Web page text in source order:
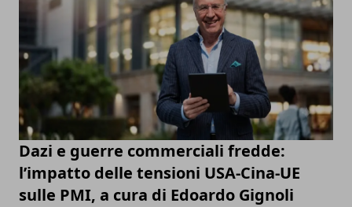
Dazi e guerre commerciali fredde:
l’impatto delle tensioni USA-Cina-UE
sulle PMI, a cura di Edoardo Gignoli